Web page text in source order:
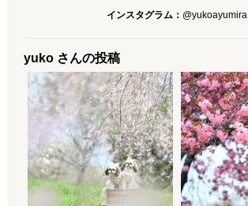
インスタグラム： @yukoayumira
yuko さんの投稿